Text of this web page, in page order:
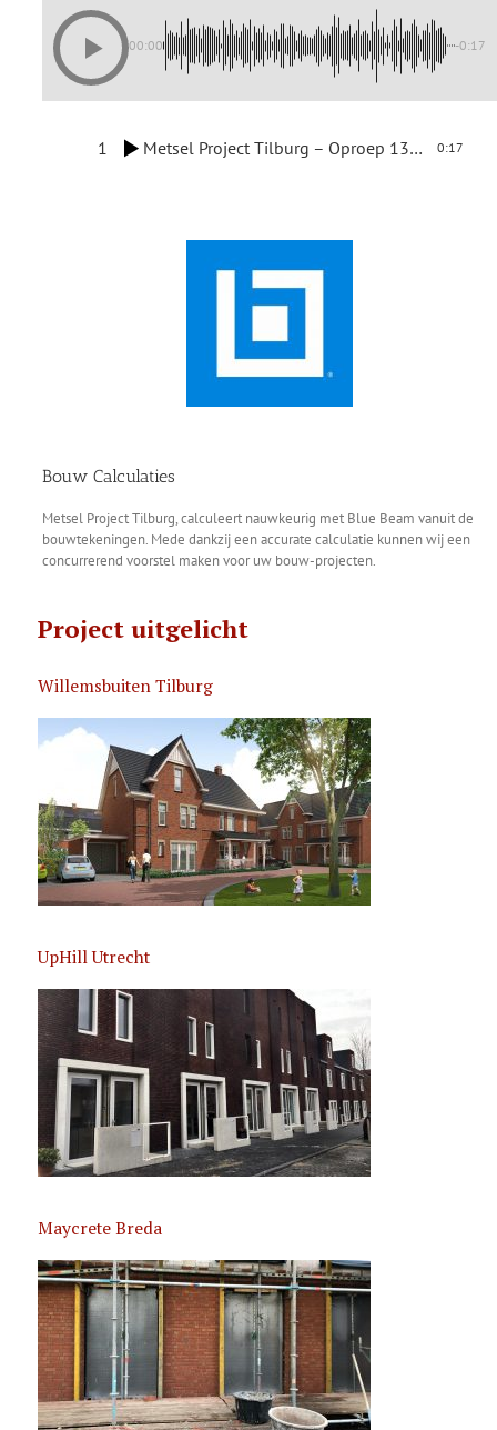
00:00 -0:17
1 Metsel Project Tilburg – Oproep 131125 0:17
Bouw Calculaties
Metsel Project Tilburg, calculeert nauwkeurig met Blue Beam vanuit de
bouwtekeningen. Mede dankzij een accurate calculatie kunnen wij een
concurrerend voorstel maken voor uw bouw-projecten.
Project uitgelicht
Willemsbuiten Tilburg
UpHill Utrecht
Maycrete Breda